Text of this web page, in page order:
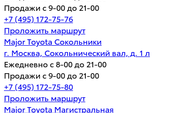
Продажи с 9-00 до 21-00
+7 (495) 172-75-76
Проложить маршрут
Major Toyota Сокольники
г. Москва, Сокольнический вал, д. 1 л
Ежедневно с 8-00 до 21-00
Продажи с 9-00 до 21-00
+7 (495) 172-75-80
Проложить маршрут
Major Toyota Магистральная